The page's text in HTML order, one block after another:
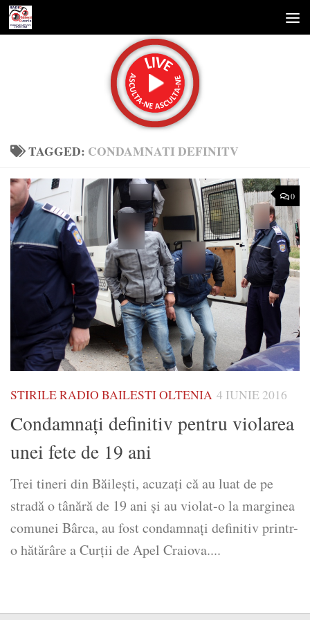
Skip to content
TAGGED: CONDAMNATI DEFINITV
0
STIRILE RADIO BAILESTI OLTENIA 4 IUNIE 2016
Condamnați definitiv pentru violarea
unei fete de 19 ani
Trei tineri din Băilești, acuzați că au luat de pe
stradă o tânără de 19 ani și au violat-o la marginea
comunei Bârca, au fost condamnați definitiv printr-
o hătărâre a Curții de Apel Craiova....